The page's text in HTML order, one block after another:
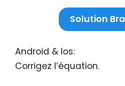
Solution
Android & Ios:
Corrigez l’équation.